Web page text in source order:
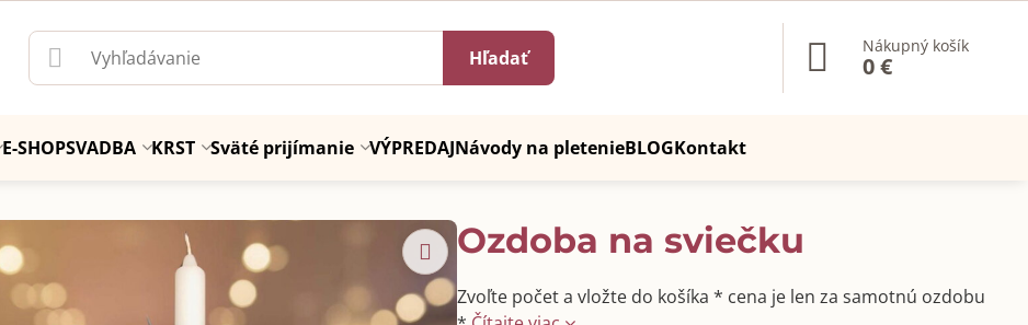
Hľadať
Nákupný košík
0 €
E-SHOPSVADBA KRST Sväté prijímanie VÝPREDAJNávody na pletenieBLOGKontakt
Ozdoba na sviečku
Zvoľte počet a vložte do košíka * cena je len za samotnú ozdobu